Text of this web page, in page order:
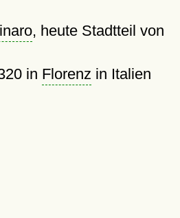
, heute Stadtteil von
in Florenz in Italien